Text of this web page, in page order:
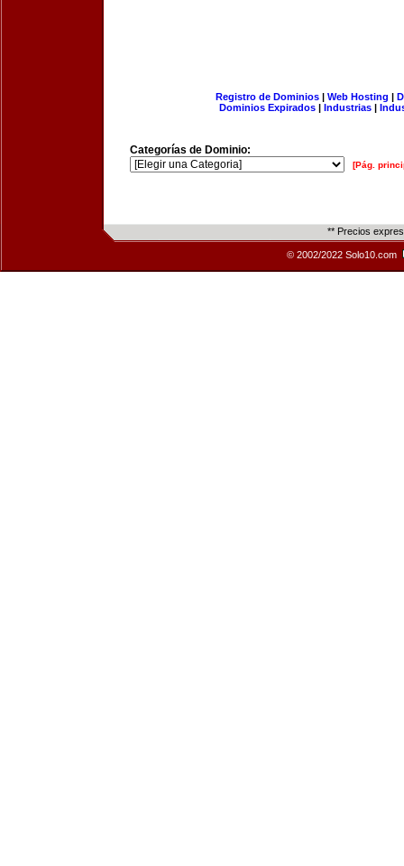
Registro de Dominios| Web Hosting |
Dominios Expirados | Industrias |
Categorías de Dominio:
[Pág.
** Precios
© 2002/2022 Solo10.com